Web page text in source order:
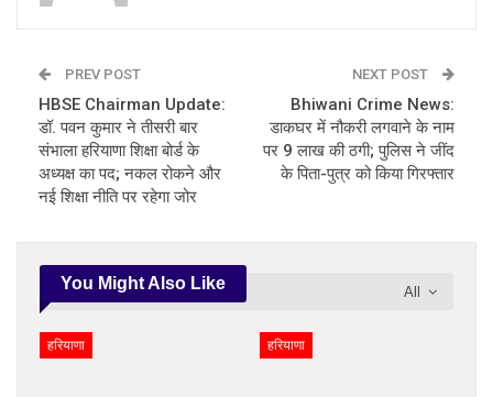
PREV POST
HBSE Chairman Update:
डॉ. पवन कुमार ने तीसरी बार
संभाला हरियाणा शिक्षा बोर्ड के
अध्यक्ष का पद; नकल रोकने और
नई शिक्षा नीति पर रहेगा जोर
NEXT POST
Bhiwani Crime News:
डाकघर में नौकरी लगवाने के नाम
पर 9 लाख की ठगी; पुलिस ने जींद
के पिता-पुत्र को किया गिरफ्तार
All
You Might Also Like
हरियाणा हरियाणा